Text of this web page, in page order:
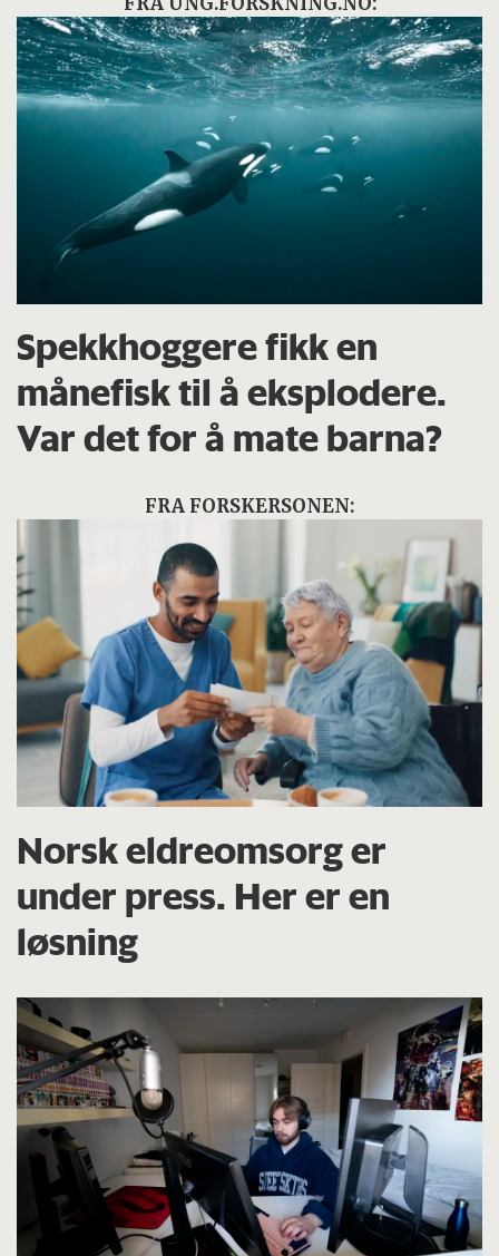
Spekkhoggere fikk en
månefisk til å eksplodere.
Var det for å mate barna?
FRA FORSKERSONEN:
Norsk eldreomsorg er
under press. Her er en
løsning